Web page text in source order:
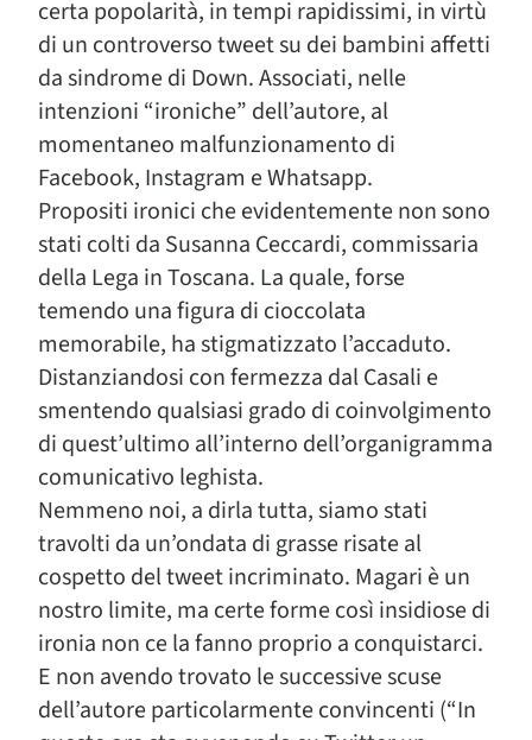
certa popolarità, in tempi rapidissimi, in virtù
di un controverso tweet su dei bambini affetti
da sindrome di Down. Associati, nelle
intenzioni “ironiche” dell’autore, al
momentaneo malfunzionamento di
Facebook, Instagram e Whatsapp.
Propositi ironici che evidentemente non sono
stati colti da Susanna Ceccardi, commissaria
della Lega in Toscana. La quale, forse
temendo una figura di cioccolata
memorabile, ha stigmatizzato l’accaduto.
Distanziandosi con fermezza dal Casali e
smentendo qualsiasi grado di coinvolgimento
di quest’ultimo all’interno dell’organigramma
comunicativo leghista.
Nemmeno noi, a dirla tutta, siamo stati
travolti da un’ondata di grasse risate al
cospetto del tweet incriminato. Magari è un
nostro limite, ma certe forme così insidiose di
ironia non ce la fanno proprio a conquistarci.
E non avendo trovato le successive scuse
dell’autore particolarmente convincenti (“In